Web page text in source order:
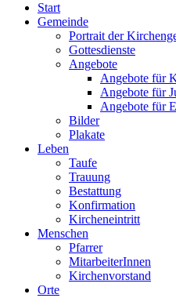
Start
Gemeinde
Portrait der
Gottesdienste
Angebote
Angebote für
Angebote für
Angebote für
Bilder
Plakate
Leben
Taufe
Trauung
Bestattung
Konfirmation
Kircheneintritt
Menschen
Pfarrer
MitarbeiterInnen
Kirchenvorstand
Orte